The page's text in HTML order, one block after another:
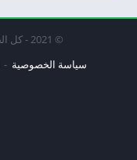
© 2021 - كل الحقوق محفوظة -
سياسة الخصوصية